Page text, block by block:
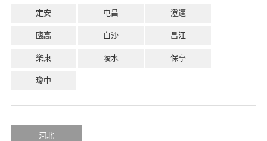
定安 屯昌 澄邁
臨高 白沙 昌江
樂東 陵水 保亭
瓊中
河北